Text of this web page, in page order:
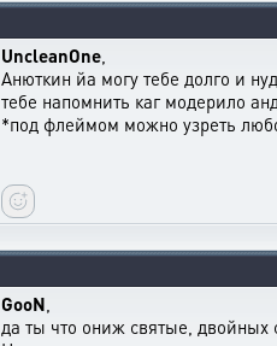
UncleanOne,
Анюткин йа могу тебе долго и
тебе напомнить каг модерило
*под флеймом можно узреть
GooN,
да ты что ониж святые, двойных